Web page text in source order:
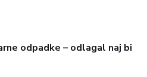
odpadke – odlagal naj bi